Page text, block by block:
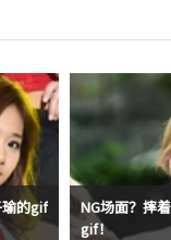
瑜的gif
NG场面？摔
gif！